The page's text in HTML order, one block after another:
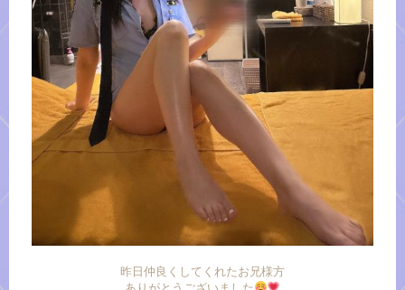
昨日仲良くしてくれたお兄様方